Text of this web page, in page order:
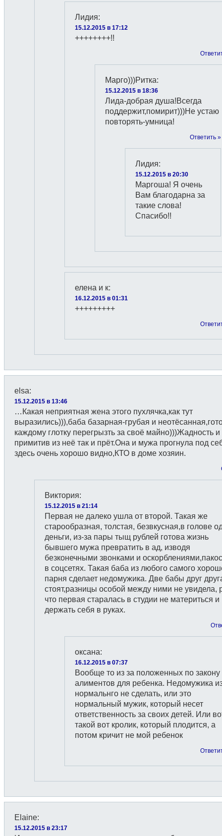
Лидия:
15.12.2015 в 17:12
++++++++!!
Марго)))Ритка:
15.12.2015 в 18:36
Лида-добрая душа!Всегда
поддержит,помирит)))Не устаю
повторять-умница!
Ответить »
Лидия:
15.12.2015 в 20:30
Маргоша! Я очень
Вам благодарна за
такие слова!
Спасибо!!
елена и к:
16.12.2015 в 01:31
+++++++++
elsa:
15.12.2015 в 13:46
…Какая неприятная жена этого пухлячка,как тут
выразились))),баба базарная-грубая и
каждому глотку перегрызть за своё майно)))Жадность и
примитив из неё так и прёт.Она и мужа прогнула под
здесь очень хорошо видно,КТО в доме хозяин.
Виктория:
15.12.2015 в 21:14
Первая не далеко ушла от второй. Такая же
старообразная, толстая, безвкусная,в голове
деньги, из-за пары тыщ рублей готова жизнь
бывшего мужа превратить в ад, изводя
безконечными звонками и
в соцсетях. Такая баба из любого самого
парня сделает недомужика. Две бабы друг
стоят,разницы особой между ними не увидела,
что первая старалась в студии не материться и
держать себя в руках.
оксана:
16.12.2015 в 07:37
Вообще то из за положенных по закону
алиментов для ребенка. Недомужика
нормальнго не сделать, или это
нормальный мужик, который несет
ответственность за своих детей. Или
такой вот кролик, который плодится, а
потом кричит не мой ребенок
Elaine:
15.12.2015 в 23:17